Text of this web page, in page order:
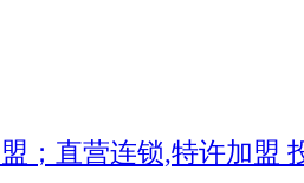
；直营连锁,特许加盟